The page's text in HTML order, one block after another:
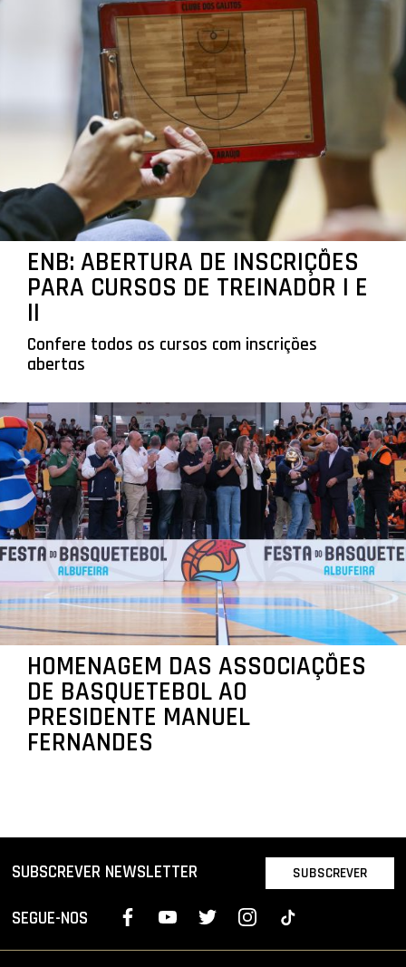
ENB: ABERTURA DE INSCRIÇÕES
PARA CURSOS DE TREINADOR I E
II
Confere todos os cursos com inscrições
abertas
HOMENAGEM DAS ASSOCIAÇÕES
DE BASQUETEBOL AO
PRESIDENTE MANUEL
FERNANDES
SUBSCREVER NEWSLETTER SUBSCREVER
SEGUE-NOS